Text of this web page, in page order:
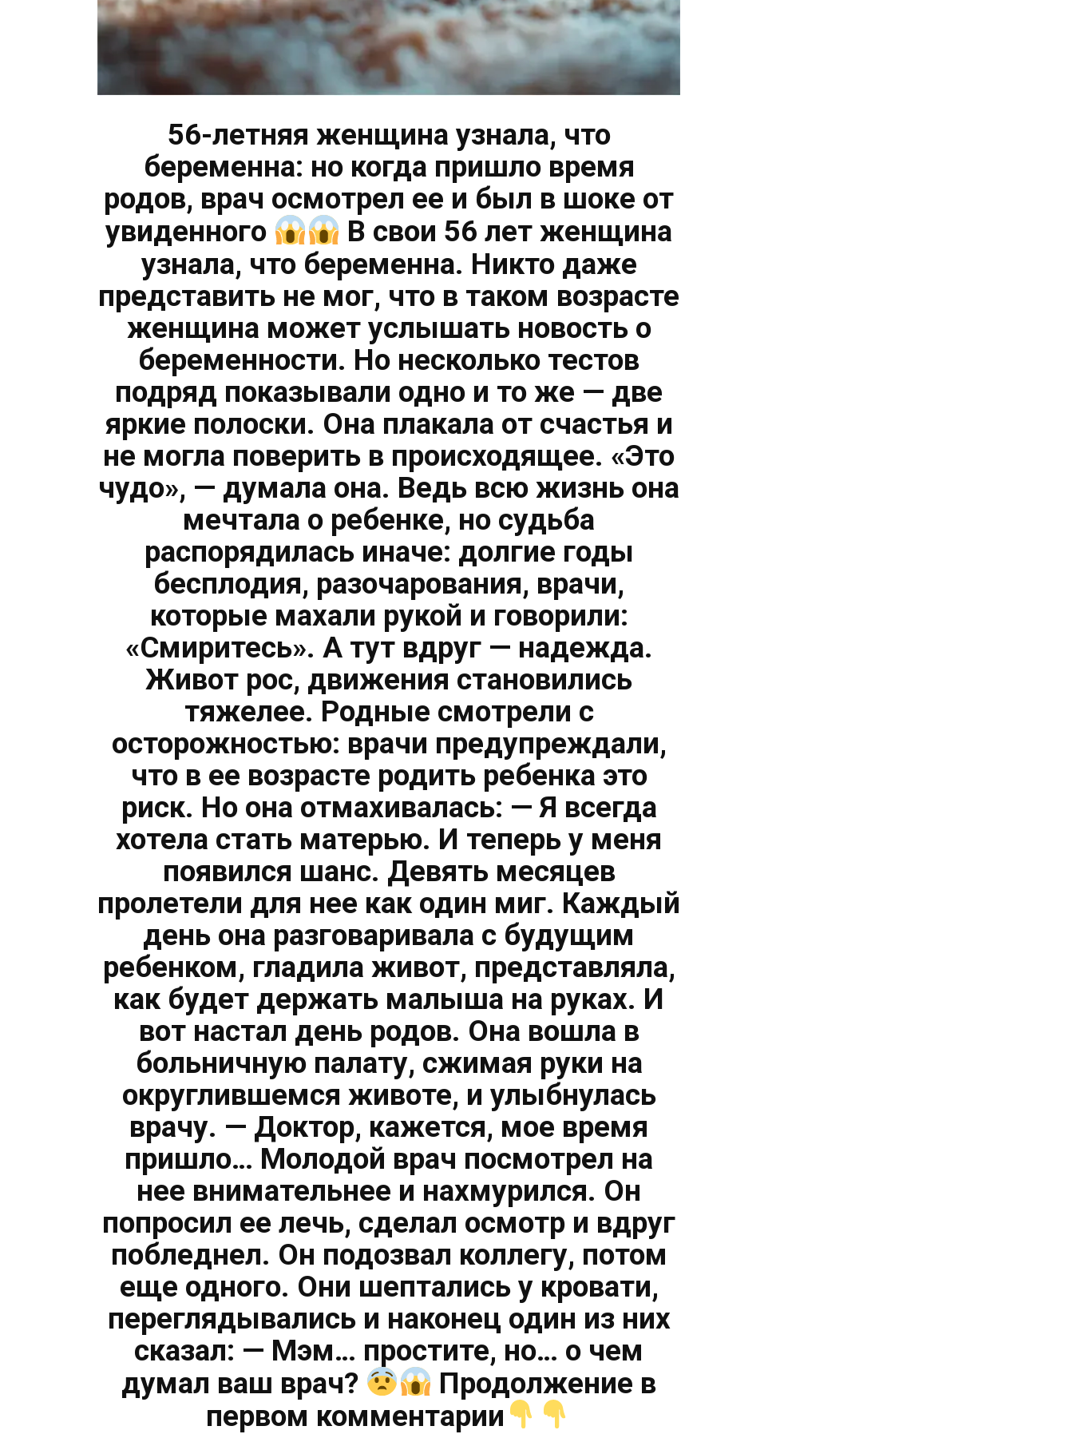
56-летняя женщина узнала, что
беременна: но когда пришло время
родов, врач осмотрел ее и был в шоке от
увиденного
В свои 56 лет женщина
узнала, что беременна. Никто даже
представить не мог, что в таком возрасте
женщина может услышать новость о
беременности. Но несколько тестов
подряд показывали одно и то же — две
яркие полоски. Она плакала от счастья и
не могла поверить в происходящее. «Это
чудо», — думала она. Ведь всю жизнь она
мечтала о ребенке, но судьба
распорядилась иначе: долгие годы
бесплодия, разочарования, врачи,
которые махали рукой и говорили:
«Смиритесь». А тут вдруг — надежда.
Живот рос, движения становились
тяжелее. Родные смотрели с
осторожностью: врачи предупреждали,
что в ее возрасте родить ребенка это
риск. Но она отмахивалась: — Я всегда
хотела стать матерью. И теперь у меня
появился шанс. Девять месяцев
пролетели для нее как один миг. Каждый
день она разговаривала с будущим
ребенком, гладила живот, представляла,
как будет держать малыша на руках. И
вот настал день родов. Она вошла в
больничную палату, сжимая руки на
округлившемся животе, и улыбнулась
врачу. — Доктор, кажется, мое время
пришло… Молодой врач посмотрел на
нее внимательнее и нахмурился. Он
попросил ее лечь, сделал осмотр и вдруг
побледнел. Он подозвал коллегу, потом
еще одного. Они шептались у кровати,
переглядывались и наконец один из них
сказал: — Мэм… простите, но… о чем
думал ваш врач?
Продолжение в
первом комментарии